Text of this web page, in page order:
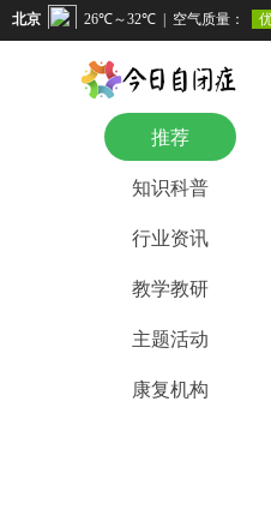
推荐
知识科普
行业资讯
教学教研
主题活动
康复机构